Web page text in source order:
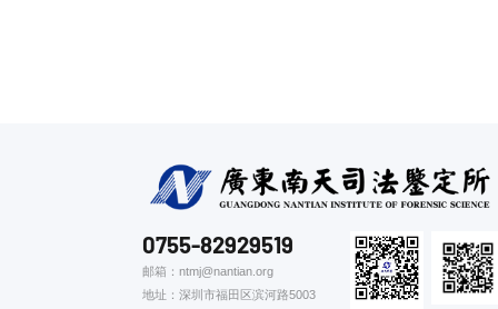
0755-82929519
邮箱：ntmj@nantian.org
地址：深圳市福田区滨河路5003